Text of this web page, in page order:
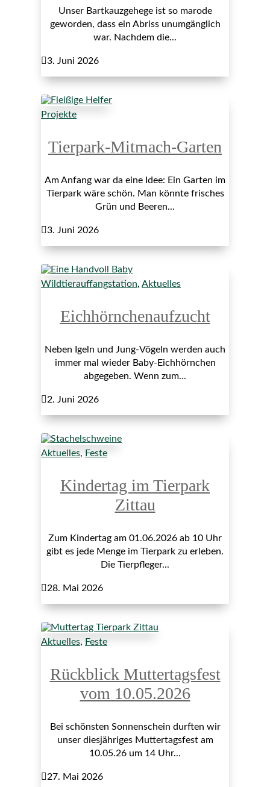
Unser Bartkauzgehege ist so marode
geworden, dass ein Abriss unumgänglich
war. Nachdem die...
3. Juni 2026
Projekte
Tierpark-Mitmach-Garten
Am Anfang war da eine Idee: Ein Garten im
Tierpark wäre schön. Man könnte frisches
Grün und Beeren...
3. Juni 2026
Wildtierauffangstation, Aktuelles
Eichhörnchenaufzucht
Neben Igeln und Jung-Vögeln werden auch
immer mal wieder Baby-Eichhörnchen
abgegeben. Wenn zum...
2. Juni 2026
Aktuelles, Feste
Kindertag im Tierpark
Zittau
Zum Kindertag am 01.06.2026 ab 10 Uhr
gibt es jede Menge im Tierpark zu erleben.
Die Tierpfleger...
28. Mai 2026
Aktuelles, Feste
Rückblick Muttertagsfest
vom 10.05.2026
Bei schönsten Sonnenschein durften wir
unser diesjähriges Muttertagsfest am
10.05.26 um 14 Uhr...
27. Mai 2026